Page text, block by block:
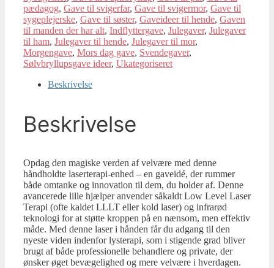
pædagog, Gave til svigerfar, Gave til svigermor, Gave til
sygeplejerske, Gave til søster, Gaveideer til hende, Gaven
til manden der har alt, Indflyttergave, Julegaver, Julegaver
til ham, Julegaver til hende, Julegaver til mor,
Morgengave, Mors dag gave, Svendegaver,
Sølvbryllupsgave ideer, Ukategoriseret
Beskrivelse
Beskrivelse
Opdag den magiske verden af velvære med denne
håndholdte laserterapi-enhed – en gaveidé, der rummer
både omtanke og innovation til dem, du holder af. Denne
avancerede lille hjælper anvender såkaldt Low Level Laser
Terapi (ofte kaldet LLLT eller kold laser) og infrarød
teknologi for at støtte kroppen på en nænsom, men effektiv
måde. Med denne laser i hånden får du adgang til den
nyeste viden indenfor lysterapi, som i stigende grad bliver
brugt af både professionelle behandlere og private, der
ønsker øget bevægelighed og mere velvære i hverdagen.